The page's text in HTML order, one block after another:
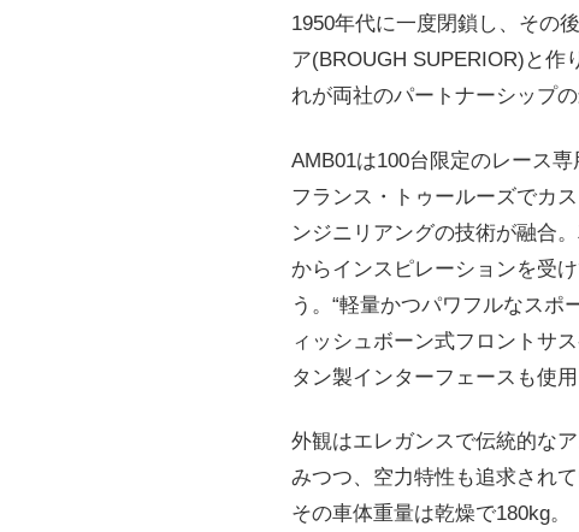
1950年代に一度閉鎖し、その
ア(BROUGH SUPERIOR)と作
れが両社のパートナーシップ
AMB01は100台限定のレース
フランス・トゥールーズでカ
ンジニリアングの技術が融合
からインスピレーションを受
う。“軽量かつパワフルなスポ
ィッシュボーン式フロントサ
タン製インターフェースも使用
外観はエレガンスで伝統的な
みつつ、空力特性も追求され
その車体重量は乾燥で180kg。